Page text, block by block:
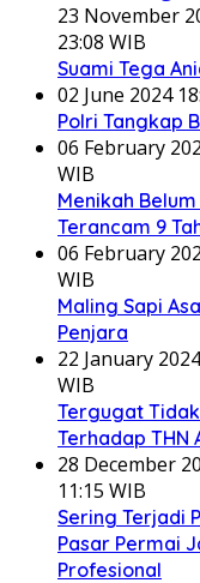
23 November
23:08 WIB
Suami Tega
02 June 2024
Polri Tangkap
06 February
WIB
Menikah
Terancam 9
06 February
WIB
Maling Sapi
Penjara
22 January
WIB
Tergugat
Terhadap THN
28 December
11:15 WIB
Sering Terjadi
Pasar Permai
Profesional